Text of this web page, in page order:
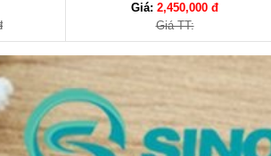
Giá: 2,450,000 đ
Giá TT: